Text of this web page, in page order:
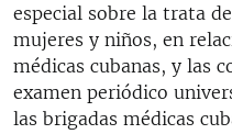
especial sobre la trata
mujeres y niños, en
médicas cubanas, y las
examen periódico
las brigadas médicas